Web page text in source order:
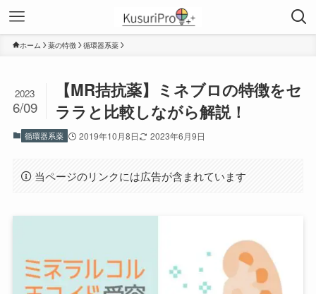
ホーム 薬の特徴 循環器系薬
【MR拮抗薬】ミネブロの特徴をセ
ララと比較しながら解説！
2023
6/09
循環器系薬 2019年10月8日 2023年6月9日
当ページのリンクには広告が含まれています